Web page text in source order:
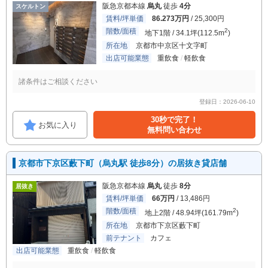
スケルトン 阪急京都本線 烏丸徒歩 4分
賃料/坪単価
86.273万円 / 25,300円
階数/面積
地下1階 / 34.1坪(112.5m2)
所在地
京都市中京区十文字町
出店可能業態
重飲食 軽飲食
諸条件はご相談ください
登録日：2026-06-10
お気に入り
30秒で完了！
無料問い合わせ
京都市下京区藪下町（烏丸駅 徒歩8分）の居抜き貸店舗
居抜き 阪急京都本線 烏丸徒歩 8分
賃料/坪単価
66万円 / 13,486円
階数/面積
地上2階 / 48.94坪(161.79m2)
所在地
京都市下京区藪下町
前テナント
カフェ
出店可能業態
重飲食 軽飲食